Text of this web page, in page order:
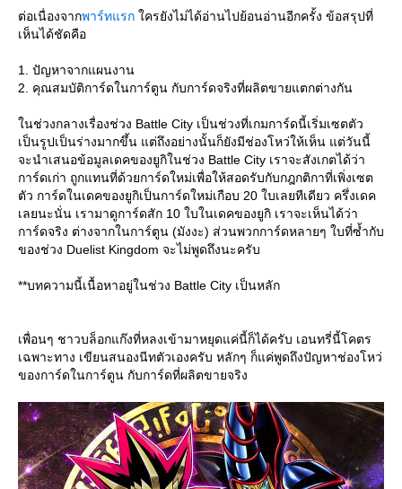
ต่อเนื่องจากพาร์ทแรก ครยังไม่ได้อ่านไปย้อนอ่านอีกครั้ง ข้อสรุปที่
เห็นได้ชัดคือ
1. ปัญหาจากแผนงาน
2. คุณสมบัติการ์ดในการ์ตูน กับการ์ดจริงที่ผลิตขายแตกต่างกัน
นช่วงกลางเรื่องช่วง Battle City เป็นช่วงที่เกมการ์ดนี้เริ่มเซตตัว
เป็นรูปเป็นร่างมากขึ้น แต่ถึงอย่างนั้นก็ยังมีช่องโหว่ให้เห็น แต่วันนี้
จะนำเสนอข้อมูลเดคของยูกิในช่วง Battle City เราจะสังเกตได้ว่า
การ์ดเก่า ถูกแทนที่ด้วยการ์ดใหม่เพื่อให้สอดรับกับกฎกติกาที่เพิ่งเซต
ตัว การ์ดในเดคของยูกิเป็นการ์ดใหม่เกือบ 20 ใบเลยทีเดียว ครึ่งเดค
เลยนะนั่น เรามาดูการ์ดสัก 10 ใบในเดคของยูกิ เราจะเห็นได้ว่า
การ์ดจริง ต่างจากในการ์ตูน (มังงะ) ส่วนพวกการ์ดหลายๆ ใบที่ซ้ำกับ
ของช่วง Duelist Kingdom จะไม่พูดถึงนะครับ
**บทความนี้เนื้อหาอยู่ในช่วง Battle City เป็นหลัก
เพื่อนๆ ชาวบล็อกแก๊งที่หลงเข้ามาหยุดแค่นี้ก็ได้ครับ เอนทรี่นี้โคตร
เฉพาะทาง เขียนสนองนีทตัวเองครับ หลักๆ ก็แค่พูดถึงปัญหาช่องโหว่
ของการ์ดในการ์ตูน กับการ์ดที่ผลิตขายจริง